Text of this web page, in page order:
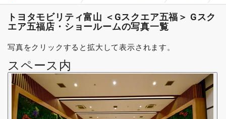
トヨタモビリティ富山 ＜Gスクエア五福＞ Gスク
エア五福店・ショールームの写真一覧
写真をクリックすると拡大して表示されます。
スペース内